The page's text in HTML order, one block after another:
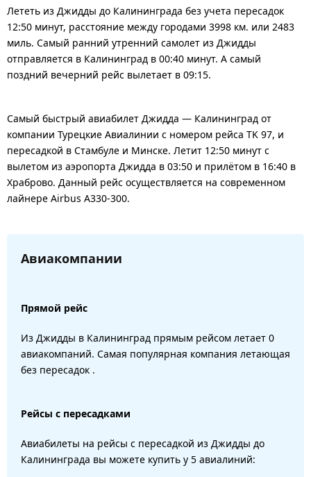
Лететь из Джидды до Калининграда без учета пересадок
12:50 минут, расстояние между городами 3998 км. или 2483
миль. Самый ранний утренний самолет из Джидды
отправляется в Калининград в 00:40 минут. А самый
поздний вечерний рейс вылетает в 09:15.
Самый быстрый авиабилет Джидда — Калининград от
компании Турецкие Авиалинии с номером рейса TK 97, и
пересадкой в Стамбуле и Минске. Летит 12:50 минут с
вылетом из аэропорта Джидда в 03:50 и прилётом в 16:40 в
Храброво. Данный рейс осуществляется на современном
лайнере Airbus A330-300.
Авиакомпании
Прямой рейс
Из Джидды в Калининград прямым рейсом летает 0
авиакомпаний. Самая популярная компания летающая
без пересадок .
Рейсы с пересадками
Авиабилеты на рейсы с пересадкой из Джидды до
Калининграда вы можете купить у 5 авиалиний: